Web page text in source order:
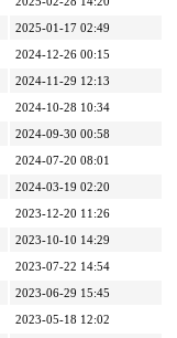
2025-01-17 02:49
2024-12-26 00:15
2024-11-29 12:13
2024-10-28 10:34
2024-09-30 00:58
2024-07-20 08:01
2024-03-19 02:20
2023-12-20 11:26
2023-10-10 14:29
2023-07-22 14:54
2023-06-29 15:45
2023-05-18 12:02